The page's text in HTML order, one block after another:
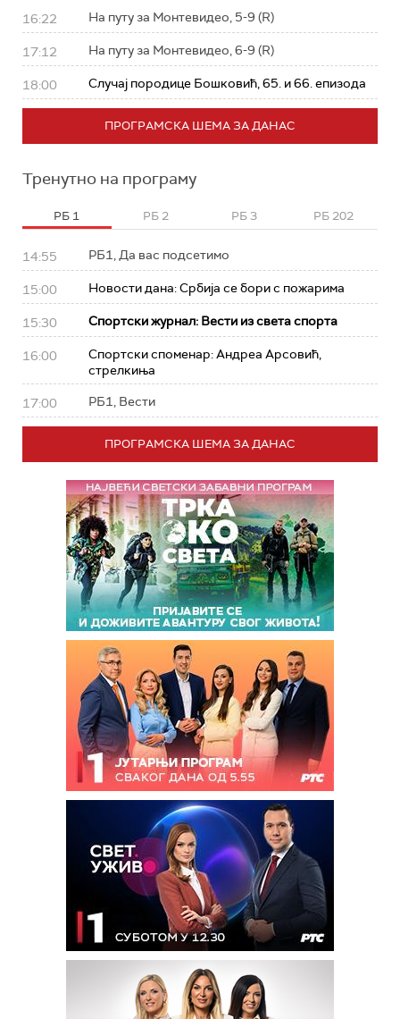
16:22 На путу за Монтевидео, 5-9 (R)
17:12 На путу за Монтевидео, 6-9 (R)
18:00 Случај породице Бошковић, 65. и 66. епизода
ПРОГРАМСКА ШЕМА ЗА ДАНАС
Тренутно на програму
РБ 1 РБ 2 РБ 3 РБ 202
14:55 РБ1, Да вас подсетимо
15:00 Новости дана: Србија се бори с пожарима
15:30 Спортски журнал: Вести из света спорта
16:00
Спортски споменар: Андреа Арсовић,
стрелкиња
17:00 РБ1, Вести
ПРОГРАМСКА ШЕМА ЗА ДАНАС